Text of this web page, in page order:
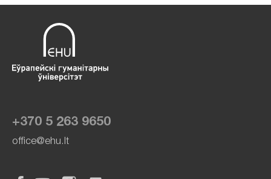
+370 5 263 9650
office@ehu.lt